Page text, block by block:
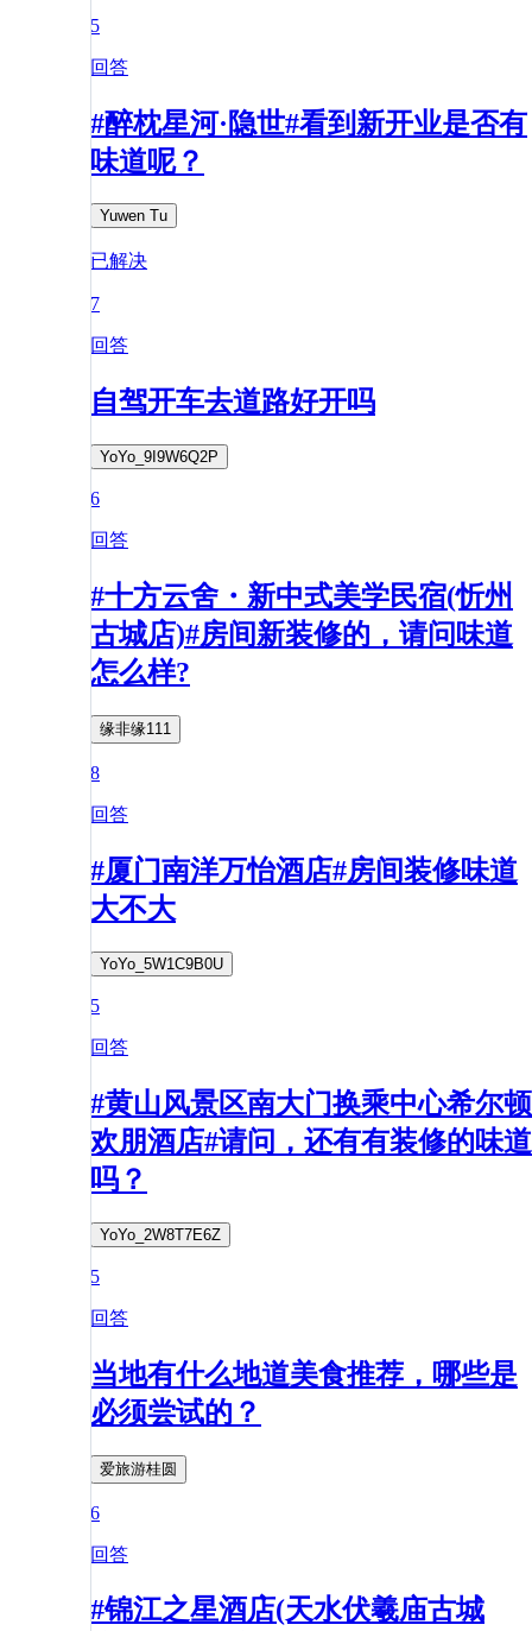
5
回答
#醉枕星河·隐世#看到新开业是否有
味道呢？
Yuwen Tu
已解决
7
回答
自驾开车去道路好开吗
YoYo_9I9W6Q2P
6
回答
#十方云舍・新中式美学民宿(忻州
古城店)#房间新装修的，请问味道
怎么样?
缘非缘111
8
回答
#厦门南洋万怡酒店#房间装修味道
大不大
YoYo_5W1C9B0U
5
回答
#黄山风景区南大门换乘中心希尔顿
欢朋酒店#请问，还有有装修的味道
吗？
YoYo_2W8T7E6Z
5
回答
当地有什么地道美食推荐，哪些是
必须尝试的？
爱旅游桂圆
6
回答
#锦江之星酒店(天水伏羲庙古城